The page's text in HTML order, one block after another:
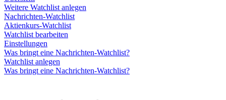
Weitere Watchlist anlegen
Nachrichten-Watchlist
Aktienkurs-Watchlist
Watchlist bearbeiten
Einstellungen
Was bringt eine Nachrichten-Watchlist?
Watchlist anlegen
Was bringt eine Nachrichten-Watchlist?